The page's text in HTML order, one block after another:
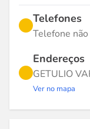
Telefones
Telefone
Endereços
GETULIO
Ver no mapa